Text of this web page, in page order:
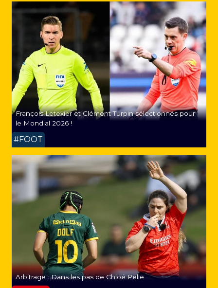
François Letexier et Clément Turpin sélectionnés pour
le Mondial 2026 !
#FOOT
Arbitrage : Dans les pas de Chloé Pelle